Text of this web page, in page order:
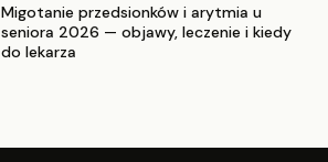
Migotanie przedsionków i arytmia u
seniora 2026 — objawy, leczenie i kiedy
do lekarza